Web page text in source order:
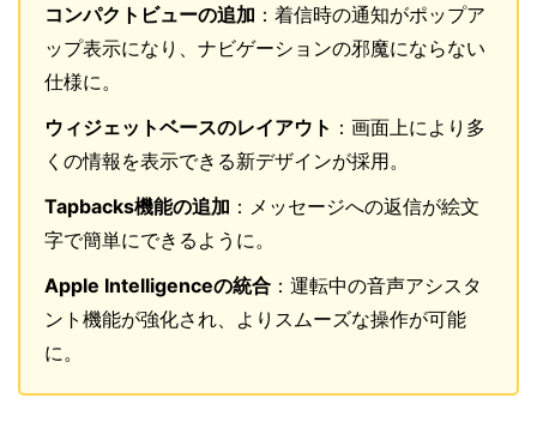
コンパクトビューの追加 ：着信時の通知がポップア
ップ表示になり、ナビゲーションの邪魔にならない
仕様に。
ウィジェットベースのレイアウト ：画面上により多
くの情報を表示できる新デザインが採用。
Tapbacks機能の追加 ：メッセージへの返信が絵文
字で簡単にできるように。
Apple Intelligenceの統合 ：運転中の音声アシスタ
ント機能が強化され、よりスムーズな操作が可能
に。